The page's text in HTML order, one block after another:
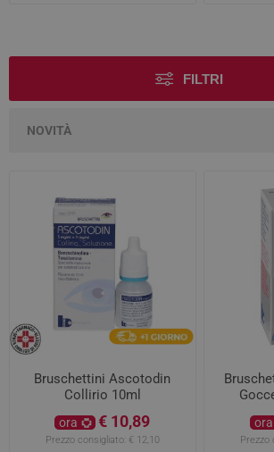
FILTRI
Bruschettini Ascotodin
Collirio 10ml
ora € 10,89
Prezzo consigliato: € 12,10
ora
Prezzo